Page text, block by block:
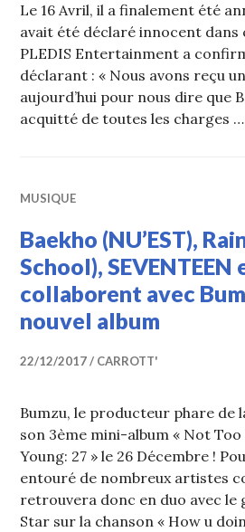
Le 16 Avril, il a finalement été
avait été déclaré innocent
PLEDIS Entertainment a
déclarant : « Nous avons reçu
aujourd’hui pour nous dire que
acquitté de toutes les charges …
MUSIQUE
Baekho (NU’EST),
School), SEVENTEEN
collaborent avec
nouvel album
22/12/2017 CARROTT'
Bumzu, le producteur phare de
son 3ème mini-album « Not
Young: 27 » le 26 Décembre !
entouré de nombreux artistes
retrouvera donc en duo avec le
Star sur la chanson « How u